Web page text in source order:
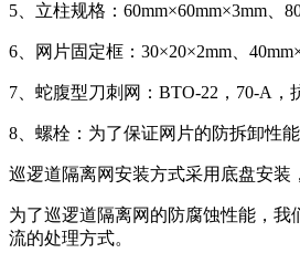
5、立柱规格：60mm×60mm×3mm、
6、网片固定框：30×20×2mm、
7、蛇腹型刀刺网：BTO-22，70-A
8、螺栓：为了保证网片的防拆卸性
巡逻道隔离网安装方式采用底盘安装
为了巡逻道隔离网的防腐蚀性能，
流的处理方式。